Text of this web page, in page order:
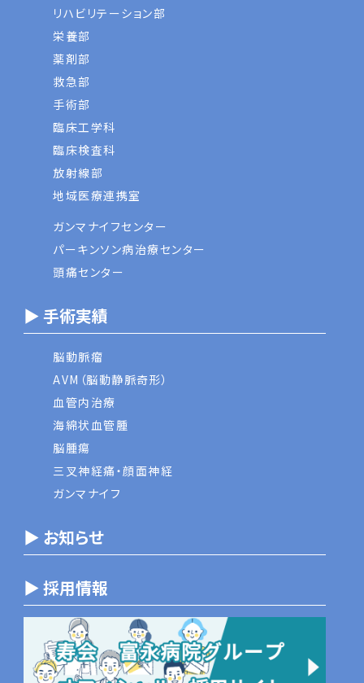
リハビリテーション部
栄養部
薬剤部
救急部
手術部
臨床工学科
臨床検査科
放射線部
地域医療連携室
ガンマナイフセンター
パーキンソン病治療センター
頭痛センター
▶ 手術実績
脳動脈瘤
AVM（脳動静脈奇形）
血管内治療
海綿状血管腫
脳腫瘍
三叉神経痛・顔面神経
ガンマナイフ
▶ お知らせ
▶ 採用情報